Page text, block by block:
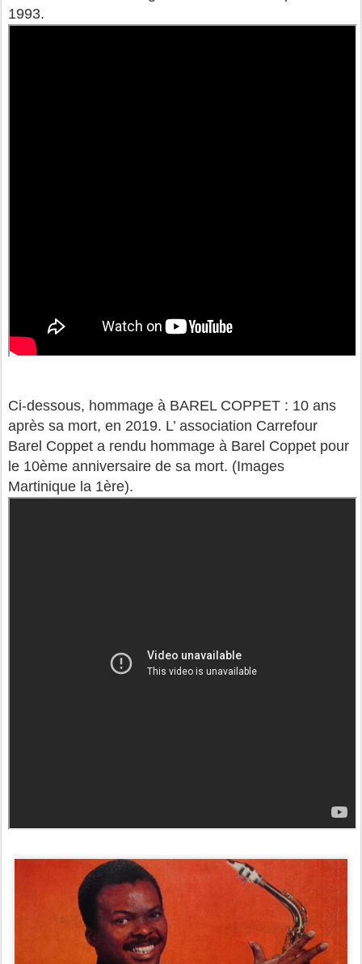
1993.
Ci-dessous, hommage à BAREL COPPET : 10 ans
après sa mort, en 2019. L’ association Carrefour
Barel Coppet a rendu hommage à Barel Coppet pour
le 10ème anniversaire de sa mort. (Images
Martinique la 1ère).